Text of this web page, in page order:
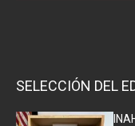
SELECCIÓN DEL